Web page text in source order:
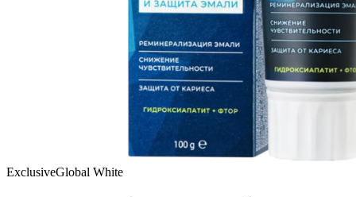
ExclusiveGlobal White